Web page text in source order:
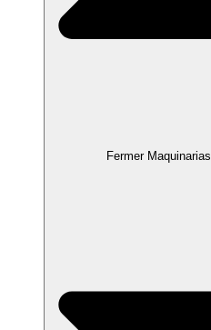
Fermer Maquinarias